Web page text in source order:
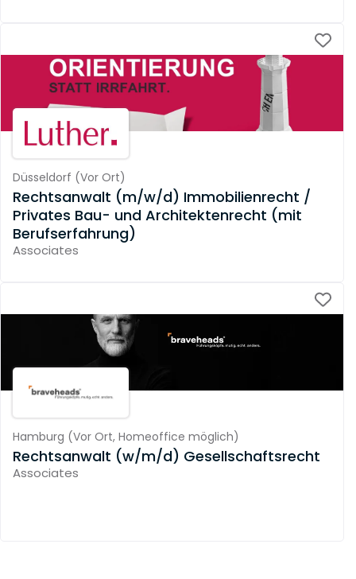
Düsseldorf (Vor Ort)
Rechtsanwalt (m/w/d) Immobilienrecht /
Privates Bau- und Architektenrecht (mit
Berufserfahrung)
Associates
Hamburg (Vor Ort, Homeoffice möglich)
Rechtsanwalt (w/m/d) Gesellschaftsrecht
Associates